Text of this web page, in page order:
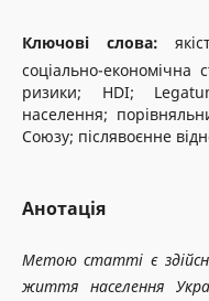
Ключові слова:
соціально-економічна
ризики; HDI;
населення;
Союзу; післявоєнне
Анотація
Метою статті є
життя населення